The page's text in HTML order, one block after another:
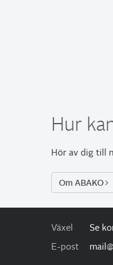
Hur
Hör av dig till
Om ABAKO
Växel Se
E-post